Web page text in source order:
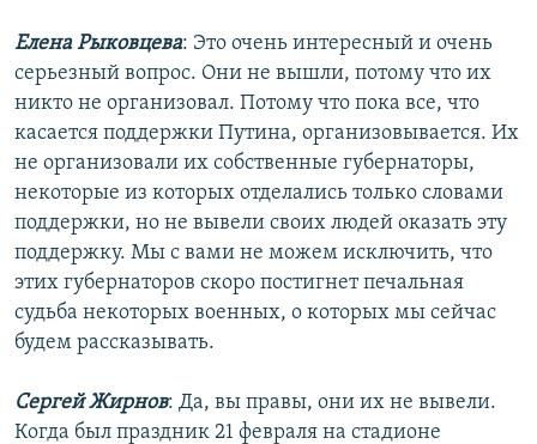
Елена Рыковцева: Это очень интересный и очень
серьезный вопрос. Они не вышли, потому что их
никто не организовал. Потому что пока все, что
касается поддержки Путина, организовывается. Их
не организовали их собственные губернаторы,
некоторые из которых отделались только словами
поддержки, но не вывели своих людей оказать эту
поддержку. Мы с вами не можем исключить, что
этих губернаторов скоро постигнет печальная
судьба некоторых военных, о которых мы сейчас
будем рассказывать.
Сергей Жирнов: Да, вы правы, они их не вывели.
Когда был праздник 21 февраля на стадионе